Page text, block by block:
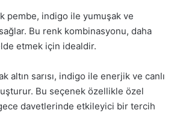
pembe, indigo ile yumuşak ve
Bu renk kombinasyonu, daha
etmek için idealdir.
altın sarısı, indigo ile enerjik ve canlı
Bu seçenek özellikle özel
davetlerinde etkileyici bir tercih